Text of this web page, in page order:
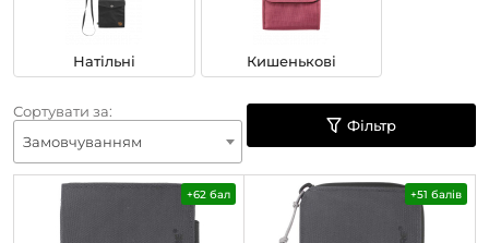
Натільні Кишенькові
Сортувати за:
Замовчуванням
Фільтр
+62 бал +51 балів